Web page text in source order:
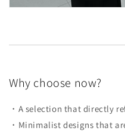
Why choose now?
・A selection that directly
・Minimalist designs that